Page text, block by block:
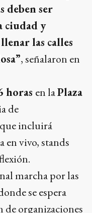
deben ser
ciudad y
las calles
, señalaron en
horas en laPlaza
de
incluirá
en vivo, stands
marcha por las
se espera
organizaciones